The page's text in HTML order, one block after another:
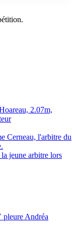
2.07m,
jeune arbitre lors
Andréa